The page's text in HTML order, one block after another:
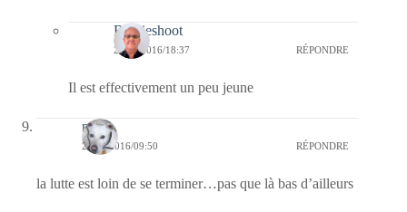
Bernieshoot
27/03/2016/18:37 RÉPONDRE
Il est effectivement un peu jeune
nays
26/03/2016/09:50 RÉPONDRE
la lutte est loin de se terminer…pas que là bas d’ailleurs